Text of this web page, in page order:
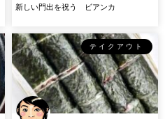
新しい門出を祝う ビアンカ
テイクアウト